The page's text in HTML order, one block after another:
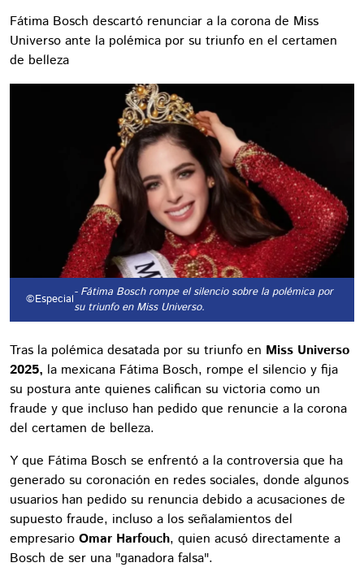
Fátima Bosch descartó renunciar a la corona de Miss
Universo ante la polémica por su triunfo en el certamen
de belleza
©Especial- Fátima Bosch rompe el silencio sobre la polémica por
su triunfo en Miss Universo.
Tras la polémica desatada por su triunfo en Miss Universo
2025, la mexicana Fátima Bosch, rompe el silencio y fija
su postura ante quienes califican su victoria como un
fraude y que incluso han pedido que renuncie a la corona
del certamen de belleza.
Y que Fátima Bosch se enfrentó a la controversia que ha
generado su coronación en redes sociales, donde algunos
usuarios han pedido su renuncia debido a acusaciones de
supuesto fraude, incluso a los señalamientos del
empresario Omar Harfouch, quien acusó directamente a
Bosch de ser una "ganadora falsa".